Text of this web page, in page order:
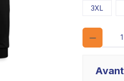
3XL